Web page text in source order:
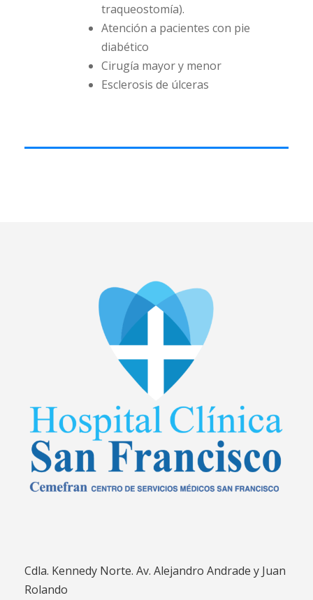
traqueostomía).
Atención a pacientes con pie
diabético
Cirugía mayor y menor
Esclerosis de úlceras
Cdla. Kennedy Norte. Av. Alejandro Andrade y Juan
Rolando